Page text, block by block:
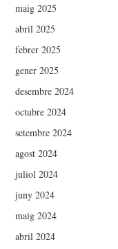
maig 2025
abril 2025
febrer 2025
gener 2025
desembre 2024
octubre 2024
setembre 2024
agost 2024
juliol 2024
juny 2024
maig 2024
abril 2024